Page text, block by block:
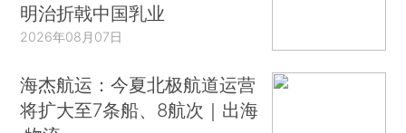
明治折戟中国乳业
2026年08月07日
海杰航运：今夏北极航道运营
将扩大至7条船、8航次｜出海